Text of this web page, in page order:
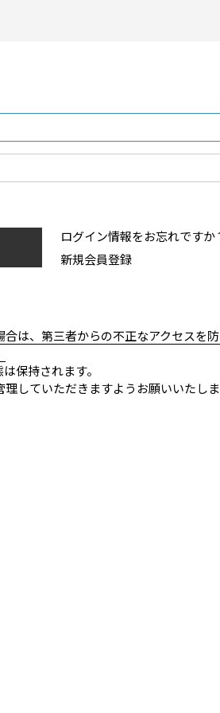
ログイン情報をお忘れですか
新規会員登録
は、第三者からの不正なアクセスを
保持されます。
していただきますようお願いいたし